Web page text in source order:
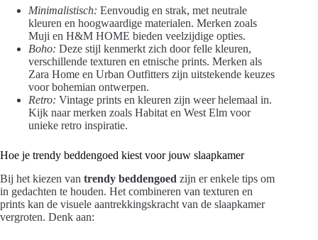
Minimalistisch: Eenvoudig en strak, met neutrale
kleuren en hoogwaardige materialen. Merken zoals
Muji en H&M HOME bieden veelzijdige opties.
Boho: Deze stijl kenmerkt zich door felle kleuren,
verschillende texturen en etnische prints. Merken als
Zara Home en Urban Outfitters zijn uitstekende keuzes
voor bohemian ontwerpen.
Retro: Vintage prints en kleuren zijn weer helemaal in.
Kijk naar merken zoals Habitat en West Elm voor
unieke retro inspiratie.
Hoe je trendy beddengoed kiest voor jouw slaapkamer
Bij het kiezen van trendy beddengoed zijn er enkele tips om
in gedachten te houden. Het combineren van texturen en
prints kan de visuele aantrekkingskracht van de slaapkamer
vergroten. Denk aan: